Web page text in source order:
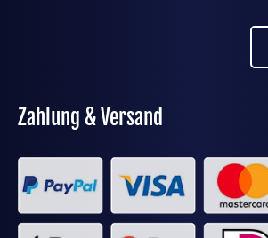
Zahlung & Versand